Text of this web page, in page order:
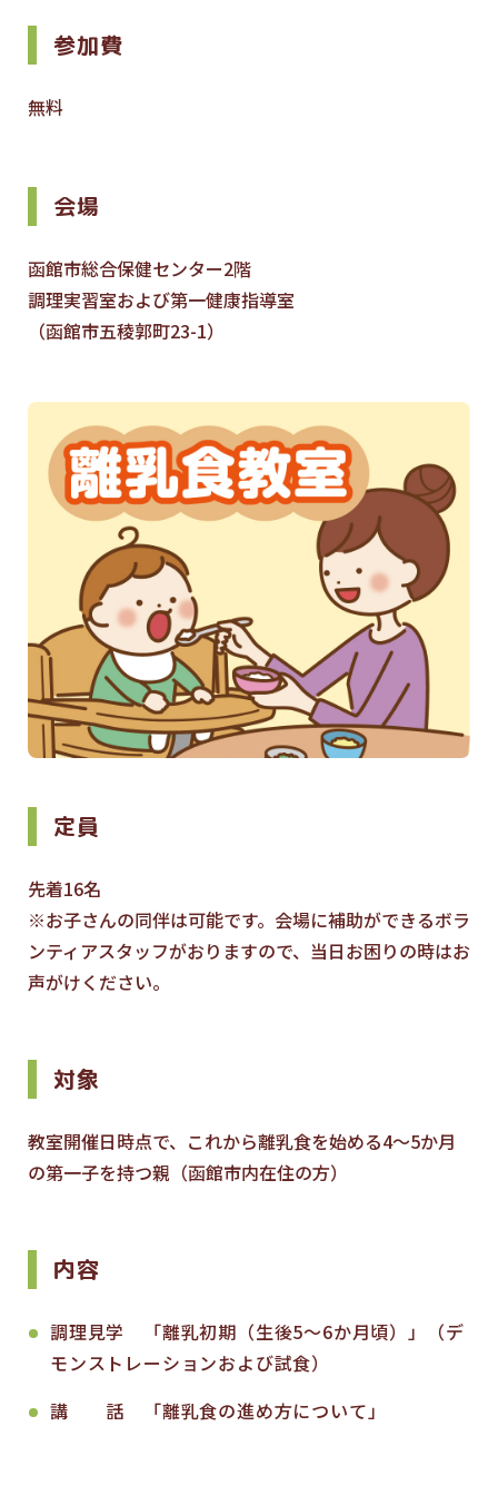
参加費
無料
会場
函館市総合保健センター2階
調理実習室および第一健康指導室
（函館市五稜郭町23-1）
定員
先着16名
※お子さんの同伴は可能です。会場に補助ができるボラ
ンティアスタッフがおりますので、当日お困りの時はお
声がけください。
対象
教室開催日時点で、これから離乳食を始める4～5か月
の第一子を持つ親（函館市内在住の方）
内容
調理見学 「離乳初期（生後5～6か月頃）」（デ
モンストレーションおよび試食）
講 話 「離乳食の進め方について」